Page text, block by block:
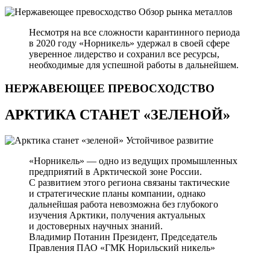
Обзор рынка металлов
Несмотря на все сложности карантинного периода
в 2020 году «Норникель» удержал в своей сфере
уверенное лидерство и сохранил все ресурсы,
необходимые для успешной работы в дальнейшем.
НЕРЖАВЕЮЩЕЕ ПРЕВОСХОДСТВО
АРКТИКА СТАНЕТ «ЗЕЛЕНОЙ»
Устойчивое развитие
«Норникель» — одно из ведущих промышленных
предприятий в Арктической зоне России.
С развитием этого региона связаны тактические
и стратегические планы компании, однако
дальнейшая работа невозможна без глубокого
изучения Арктики, получения актуальных
и достоверных научных знаний.
Владимир Потанин Президент, Председатель
Правления ПАО «ГМК Норильский никель»